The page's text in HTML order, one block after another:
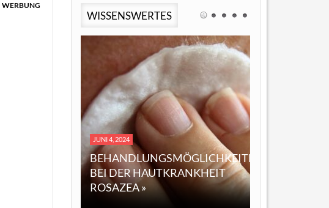
WERBUNG
WISSENSWERTES
BEHANDLUNGSMÖGLICHKEITEN
BEI DER HAUTKRANKHEIT
ROSAZEA »
DEZEMBER 14, 2023
EINE ÜBERSICHT
ÖL: EIGENSCHAFTEN,
ANWENDUNGEN UND
MÖGLICHE VORTEILE »